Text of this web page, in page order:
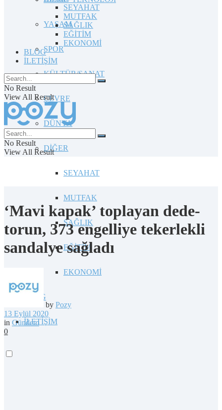
YAŞAM
SPOR
KÜLTÜR/SANAT
ÇEVRE
DÜNYA
DİĞER
SEYAHAT
MUTFAK
SAĞLIK
EĞİTİM
EKONOMİ
BLOG
İLETİŞİM
SEYAHAT
MUTFAK
SAĞLIK
EĞİTİM
EKONOMİ
BLOG
İLETİŞİM
No Result
View All Result
No Result
View All Result
‘Mavi kapak’ toplayan dede-
torun, 373 engelliye tekerlekli
sandalye sağladı
by Pozy
13 Eylül 2020
in Gündem
0